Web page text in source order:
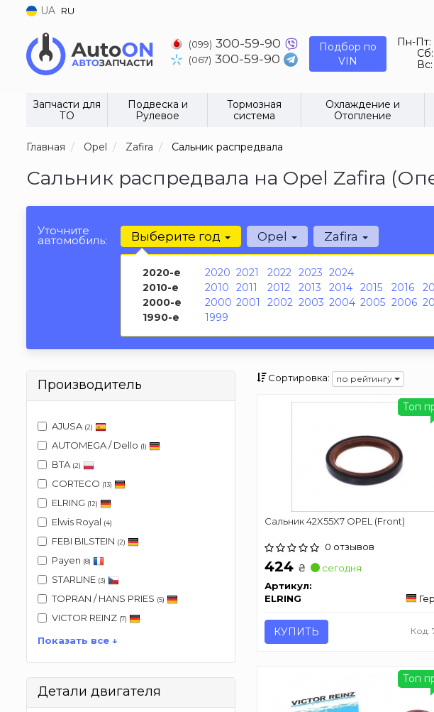
UA RU
(099) 300-59-90
(067) 300-59-90
Подбор по
VIN
Пн-Пт:
Сб:
Вс:
Запчасти для
ТО
Подвеска и
Рулевое
Тормозная
система
Охлаждение и
Отопление
Главная Opel Zafira Сальник распредвала
Сальник распредвала на Opel Zafira
Уточните
автомобиль: Выберите год
2020-е 2020 2021 2022 2023 2024
2010-е
2010 2011 2012 2013 2014 2015 2016
2000-е
2000 2001 2002 2003 2004 2005 2006
1990-е
1999
Opel Zafira
Производитель
AJUSA (2)
AUTOMEGA / Dello (1)
BTA (2)
CORTECO (13)
ELRING (12)
Elwis Royal (4)
FEBI BILSTEIN (2)
Payen (8)
STARLINE (3)
TOPRAN / HANS PRIES (5)
VICTOR REINZ (7)
Показать все ↓
Детали двигателя
Сортировка: по рейтингу
Сальник 42X55X7 OPEL (Front)
0 отзывов
424 ₴
сегодня
Артикул:
ELRING
КУПИТЬ Код:
Топ
Топ